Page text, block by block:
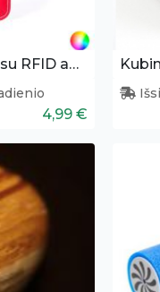
Kortelių dėkliukas su RFID apsauga
4,99 €